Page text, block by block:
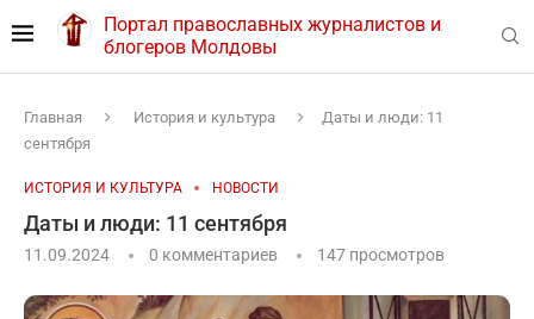
Портал православных журналистов и
блогеров Молдовы
Главная История и культура
Даты и люди: 11
сентября
ИСТОРИЯ И КУЛЬТУРА НОВОСТИ
Даты и люди: 11 сентября
11.09.2024 0 комментариев 147 просмотров